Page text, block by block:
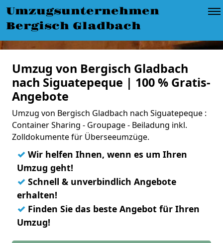
Umzugsunternehmen
Bergisch Gladbach
Umzug von Bergisch Gladbach
nach Siguatepeque | 100 % Gratis-
Angebote
Umzug von Bergisch Gladbach nach Siguatepeque :
Container Sharing - Groupage - Beiladung inkl.
Zolldokumente für Überseeumzüge.
✓ Wir helfen Ihnen, wenn es um Ihren
Umzug geht!
✓ Schnell & unverbindlich Angebote
erhalten!
✓ Finden Sie das beste Angebot für Ihren
Umzug!